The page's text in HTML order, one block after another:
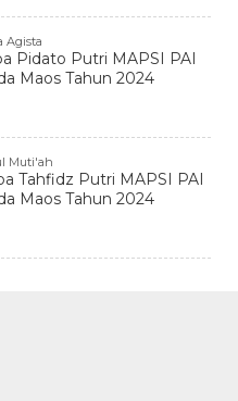
Agista
Pidato Putri MAPSI PAI
Maos Tahun 2024
Muti'ah
Tahfidz Putri MAPSI PAI
Maos Tahun 2024